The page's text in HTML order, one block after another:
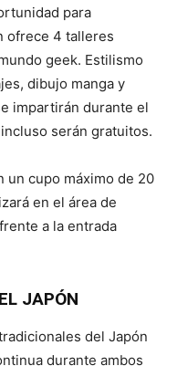
para
ofrece 4 talleres
geek. Estilismo
dibujo manga y
impartirán durante el
serán gratuitos.
un cupo máximo de 20
en el área de
a la entrada
JAPÓN
del Japón
durante ambos